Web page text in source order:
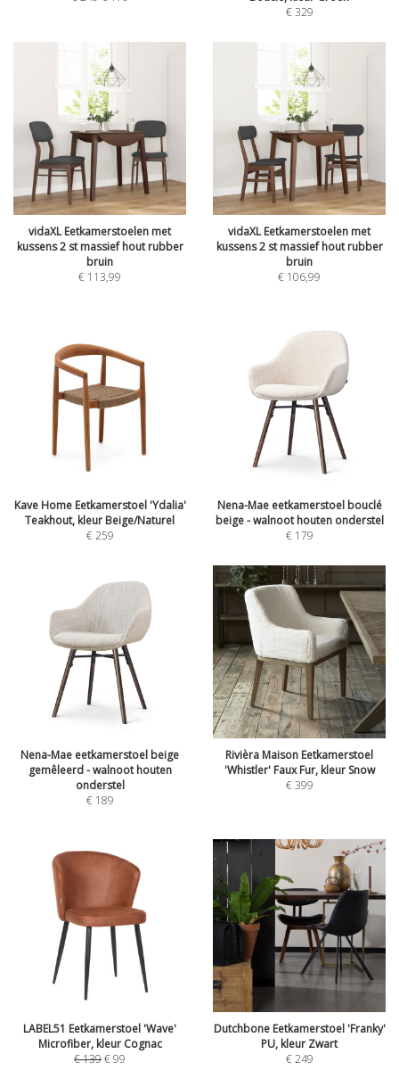
€329
vidaXL Eetkamerstoelen met
kussens 2 st massief hout rubber
bruin
€ 113,99
vidaXL Eetkamerstoelen met
kussens 2 st massief hout rubber
bruin
€ 106,99
Kave Home Eetkamerstoel 'Ydalia'
Teakhout, kleur Beige/Naturel
€259
Nena-Mae eetkamerstoel bouclé
beige - walnoot houten onderstel
€ 179
Nena-Mae eetkamerstoel beige
gemêleerd - walnoot houten
onderstel
€ 189
Rivièra Maison Eetkamerstoel
'Whistler' Faux Fur, kleur Snow
€399
LABEL51 Eetkamerstoel 'Wave'
Microfiber, kleur Cognac
€139€99
Dutchbone Eetkamerstoel 'Franky'
PU, kleur Zwart
€249